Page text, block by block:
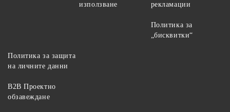
използване
рекламации
Политика за
„бисквитки“
Политика за защита
на личните данни
B2B Проектно
обзавеждане